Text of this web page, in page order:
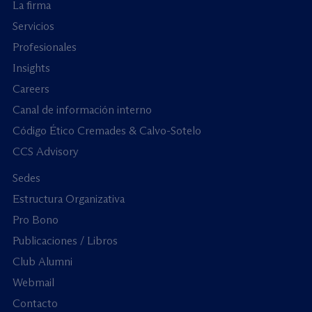
La firma
Servicios
Profesionales
Insights
Careers
Canal de información interno
Código Ético Cremades & Calvo-Sotelo
CCS Advisory
Sedes
Estructura Organizativa
Pro Bono
Publicaciones / Libros
Club Alumni
Webmail
Contacto